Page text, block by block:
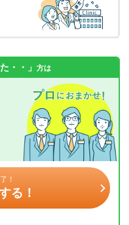
・・」 方は
！
る！